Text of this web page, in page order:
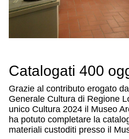
Catalogati 400
Grazie al contributo erogato
Generale Cultura di Regione
unico Cultura 2024 il Museo
ha potuto completare la
materiali custoditi presso il